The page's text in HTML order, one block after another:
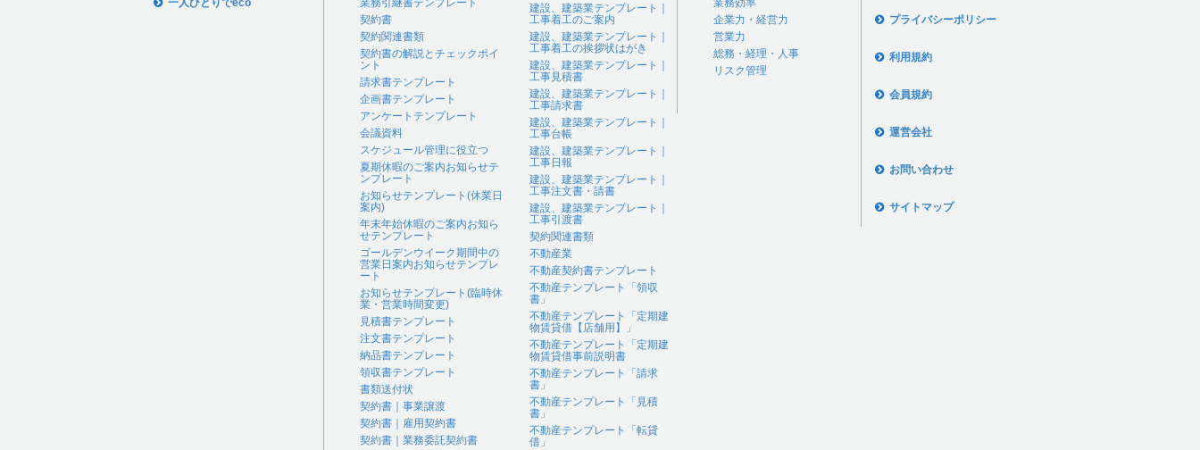
一人ひとりでeco
業務引継書テンプレート
契約書
契約関連書類
契約書の解説とチェックポイ
ント
請求書テンプレート
企画書テンプレート
アンケートテンプレート
会議資料
スケジュール管理に役立つ
夏期休暇のご案内お知らせテ
ンプレート
お知らせテンプレート(休業日
案内)
年末年始休暇のご案内お知ら
せテンプレート
ゴールデンウイーク期間中の
営業日案内お知らせテンプレ
ート
お知らせテンプレート(臨時休
業・営業時間変更)
見積書テンプレート
注文書テンプレート
納品書テンプレート
領収書テンプレート
書類送付状
契約書｜事業譲渡
契約書｜雇用契約書
契約書｜業務委託契約書
建設、建築業テンプレート｜
工事着工のご案内
建設、建築業テンプレート｜
工事着工の挨拶状はがき
建設、建築業テンプレート｜
工事見積書
建設、建築業テンプレート｜
工事請求書
建設、建築業テンプレート｜
工事台帳
建設、建築業テンプレート｜
工事日報
建設、建築業テンプレート｜
工事注文書・請書
建設、建築業テンプレート｜
工事引渡書
契約関連書類
不動産業
不動産契約書テンプレート
不動産テンプレート「領収
書」
不動産テンプレート「定期建
物賃貸借【店舗用】」
不動産テンプレート「定期建
物賃貸借事前説明書
不動産テンプレート「請求
書」
不動産テンプレート「見積
書」
不動産テンプレート「転貸
借」
業務効率
企業力・経営力
営業力
総務・経理・人事
リスク管理
プライバシーポリシー
利用規約
会員規約
運営会社
お問い合わせ
サイトマップ